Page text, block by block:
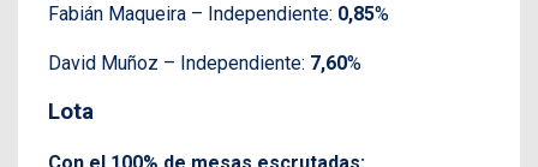
Fabián Maqueira – Independiente: 0,85%
David Muñoz – Independiente: 7,60%
Lota